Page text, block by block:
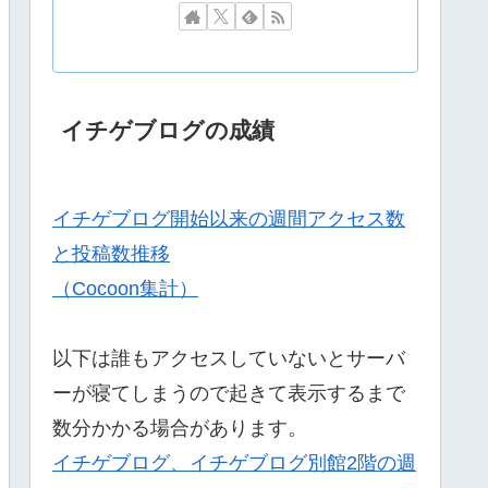
イチゲブログの成績
イチゲブログ開始以来の週間アクセス数
と投稿数推移
（Cocoon集計）
以下は誰もアクセスしていないとサーバ
ーが寝てしまうので起きて表示するまで
数分かかる場合があります。
イチゲブログ、イチゲブログ別館2階の週